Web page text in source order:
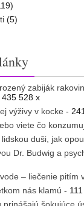
(5)
zabiják
435 528 x
výživy v kocke -
viete čo
duši, jak
Dr. Budwig a
– liečenie pitím
nás klamú -